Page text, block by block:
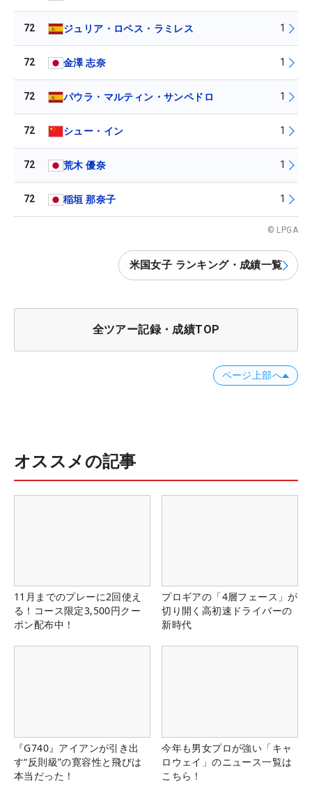
72 ジュリア・ロペス・ラミレス 1
72 金澤 志奈 1
72 パウラ・マルティン・サンペドロ 1
72 シュー・イン 1
72 荒木 優奈 1
72 稲垣 那奈子 1
© LPGA
米国女子 ランキング・成績一覧
全ツアー記録・成績TOP
ページ上部へ
オススメの記事
11月までのプレーに2回使え
る！コース限定3,500円クー
ポン配布中！
プロギアの「4層フェース」が
切り開く高初速ドライバーの
新時代
『G740』アイアンが引き出
す“反則級”の寛容性と飛びは
本当だった！
今年も男女プロが強い「キャ
ロウェイ」のニュース一覧は
こちら！